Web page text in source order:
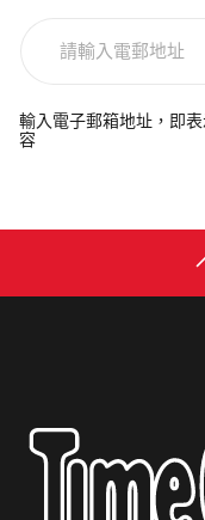
電
郵
輸入電子郵箱地址，即
容